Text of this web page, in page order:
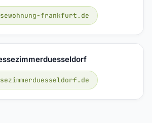
frankfurt.de